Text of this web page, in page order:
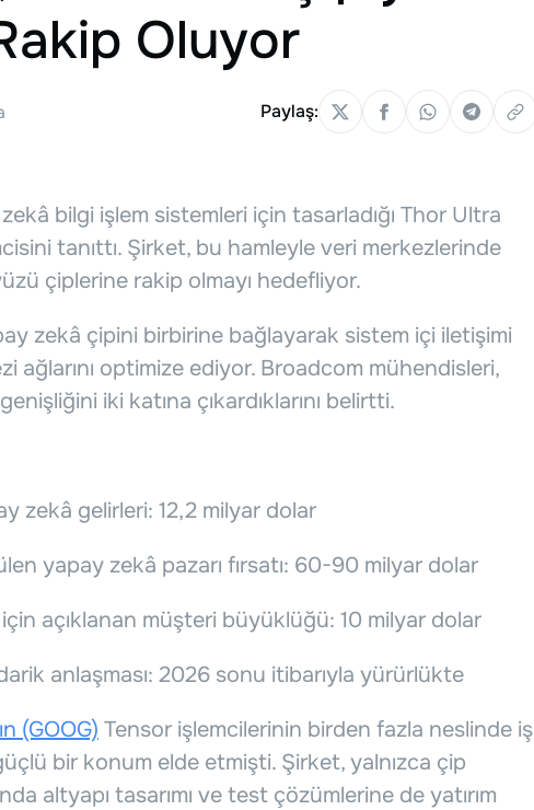
Oluyor
Paylaş:
bilgi işlem sistemleri için tasarladığı Thor Ultra
tanıttı. Şirket, bu hamleyle veri merkezlerinde
çiplerine rakip olmayı hedefliyor.
zekâ çipini birbirine bağlayarak sistem içi iletişimi
ağlarını optimize ediyor. Broadcom mühendisleri,
iki katına çıkardıklarını belirtti.
zekâ gelirleri: 12,2 milyar dolar
yapay zekâ pazarı fırsatı: 60-90 milyar dolar
açıklanan müşteri büyüklüğü: 10 milyar dolar
anlaşması: 2026 sonu itibarıyla yürürlükte
(GOOG) Tensor işlemcilerinin birden fazla neslinde iş
bir konum elde etmişti. Şirket, yalnızca çip
altyapı tasarımı ve test çözümlerine de yatırım